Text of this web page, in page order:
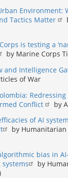
Environment:
Tactics Matter
is testing a
by Marine Corps
and Intelligence
of War
Conflict
by
of AI
by Humanitarian
bias in
by